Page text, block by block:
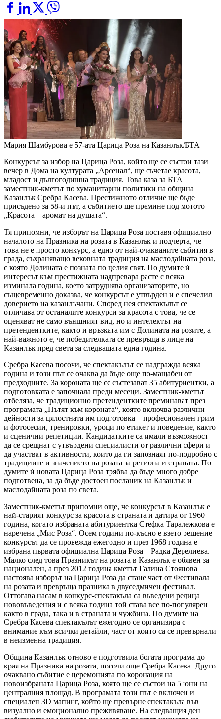
Мария Шамбурова е 57-ата Царица Роза на Казанлък/БТА
Конкурсът за избор на Царица Роза, който ще се състои тази
вечер в Дома на културата „Арсенал“, ще съчетае красота,
младост и дългогодишна традиция. Това каза за БТА
заместник-кметът по хуманитарни политики на община
Казанлък Сребра Касева. Престижното отличие ще бъде
присъдено за 58-и път, а събитието ще премине под мотото
„Красота – аромат на душата“.
Тя припомни, че изборът на Царица Роза поставя официално
началото на Празника на розата в Казанлък и подчерта, че
това не е просто конкурс, а едно от най-очакваните събития в
града, съхраняващо вековната традиция на маслодайната роза,
с която Долината е позната по целия свят. По думите ѝ
интересът към престижната надпревара расте с всяка
изминала година, което затруднява организаторите, но
същевременно доказва, че конкурсът е утвърден и е спечелил
доверието на казанлъчани. Според нея спектакълът се
отличава от останалите конкурси за красота с това, че се
оценяват не само външният вид, но и интелектът на
претендентките, както и връзката им с Долината на розите, а
най-важното е, че победителката се превръща в лице на
Казанлък пред света за следващата една година.
Сребра Касева посочи, че спектакълът се надгражда всяка
година и този път се очаква да бъде още по-мащабен от
предходните. За короната ще се състезават 35 абитуриентки, а
подготовката е започнала преди месеци. Заместник-кметът
отбеляза, че традиционно претендентките преминават през
програмата „Пътят към короната“, която включва различни
дейности за цялостната им подготовка – професионален грим
и фотосесии, тренировки, уроци по етикет и поведение, както
и сценични репетиции. Кандидатките са имали възможност
да се срещнат с утвърдени специалисти от различни сфери и
да участват в активности, които да ги запознаят по-подробно с
традициите и значението на розата за региона и страната. По
думите ѝ новата Царица Роза трябва да бъде много добре
подготвена, за да бъде достоен посланик на Казанлък и
маслодайната роза по света.
Заместник-кметът припомни още, че конкурсът в Казанлък е
най-старият конкурс за красота в страната и датира от 1960
година, когато избраната абитуриентка Стефка Таралежкова е
наречена „Мис Роза“. Осем години по-късно е взето решение
конкурсът да се провежда ежегодно и през 1968 година е
избрана първата официална Царица Роза – Радка Дерелиева.
Малко след това Празникът на розата в Казанлък е обявен за
национален, а през 2012 година кметът Галина Стоянова
настоява изборът на Царица Роза да стане част от Фестивала
на розата и превръща празника в двуседмичен фестивал.
Оттогава насам в конкурс-спектакъла са въведени редица
нововъведения и с всяка година той става все по-популярен
както в града, така и в страната и чужбина. По думите на
Сребра Касева спектакълът ежегодно се организира с
внимание към всички детайли, част от които са се превърнали
в неизменна традиция.
Община Казанлък отново е подготвила богата програма до
края на Празника на розата, посочи още Сребра Касева. Друго
очаквано събитие е церемонията по коронация на
новоизбраната Царица Роза, която ще се състои на 5 юни на
централния площад. В програмата този път е включен и
специален 3D мапинг, който ще превърне спектакъла във
визуално и емоционално преживяване. На следващия ден